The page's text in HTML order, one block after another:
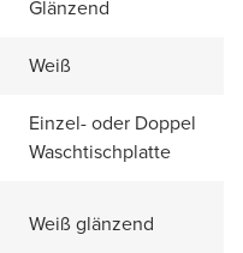
Glänzend
Weiß
Einzel- oder Doppel
Waschtischplatte
Weiß glänzend